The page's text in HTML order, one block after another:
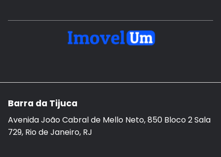
Barra da Tijuca
Avenida João Cabral de Mello Neto, 850 Bloco 2 Sala
729, Rio de Janeiro, RJ